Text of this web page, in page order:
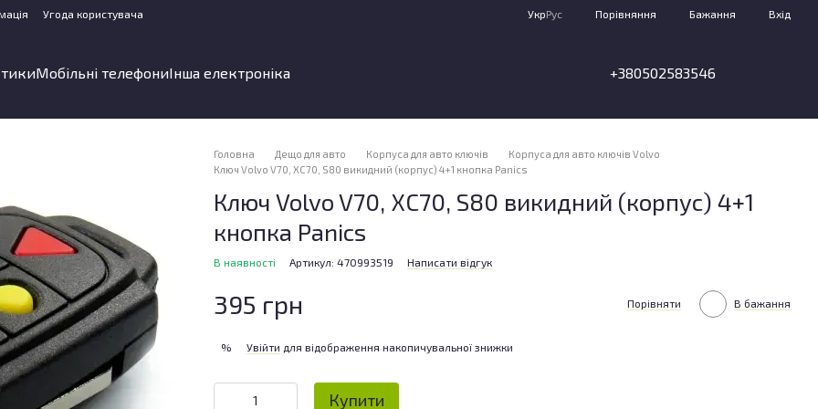
Угода користувача УкрРус Порівняння Бажання Вхід
Мобільні телефониІнша електроніка +380502583546
Головна Дещо для авто Корпуса для авто ключів
Корпуса для авто ключів Volvo
Ключ Volvo V70, ХС70, S80 викидний (корпус) 4+1 кнопка Panics
Ключ Volvo V70, ХС70, S80 викидний (корпус) 4+1
кнопка Panics
В наявності Артикул: 470993519 Написати відгук
395 грн Порівняти В бажання
% Увійти для відображення накопичувальної знижки
Купити